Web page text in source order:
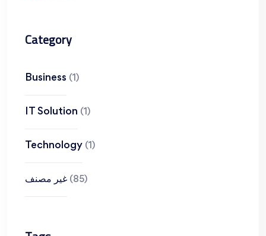
Category
Business (1)
IT Solution (1)
Technology (1)
غير مصنف (85)